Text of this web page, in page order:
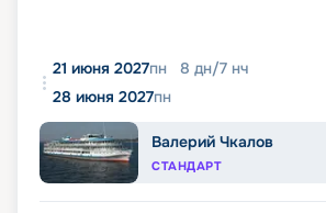
21 июня 2027пн 8 дн/7 нч
28 июня 2027пн
Валерий Чкалов
СТАНДАРТ